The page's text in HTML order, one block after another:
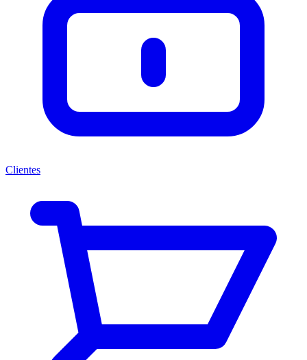
Clientes